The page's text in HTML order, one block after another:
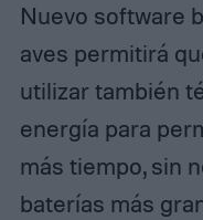
Nuevo software
aves permitirá
utilizar también
energía para
más tiempo, sin
baterías más